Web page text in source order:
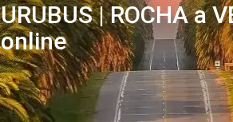
URUBUS | ROCHA a
online